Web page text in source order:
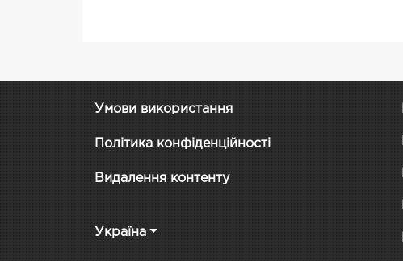
Умови використання
Політика конфіденційності
Видалення контенту
Україна